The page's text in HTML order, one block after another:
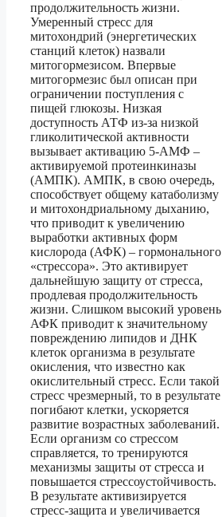
продолжительность жизни.
Умеренный стресс для
митохондрий (энергетических
станций клеток) назвали
митогормезисом. Впервые
митогормезис был описан при
ограничении поступления с
пищей глюкозы. Низкая
доступность АТФ из-за низкой
гликолитической активности
вызывает активацию 5-АМФ –
активируемой протеинкиназы
(АМПК). АМПК, в свою очередь,
способствует общему катаболизму
и митохондриальному дыханию,
что приводит к увеличению
выработки активных форм
кислорода (АФК) – гормонального
«стрессора». Это активирует
дальнейшую защиту от стресса,
продлевая продолжительность
жизни. Слишком высокий уровень
АФК приводит к значительному
повреждению липидов и ДНК
клеток организма в результате
окисления, что известно как
окислительный стресс. Если такой
стресс чрезмерный, то в результате
погибают клетки, ускоряется
развитие возрастных заболеваний.
Если организм со стрессом
справляется, то тренируются
механизмы защиты от стресса и
повышается стрессоустойчивость.
В результате активизируется
стресс-защита и увеличивается